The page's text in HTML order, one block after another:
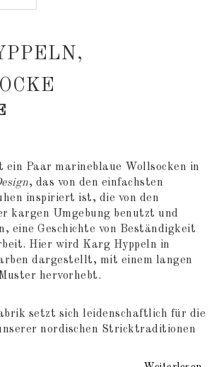
favorites
ein Paar marineblaue Wollsocken in
, das von den einfachsten
inspiriert ist, die von den
kargen Umgebung benutzt und
eine Geschichte von Beständigkeit
Hier wird Karg Hyppeln in
dargestellt, mit einem langen
hervorhebt.
setzt sich leidenschaftlich für die
nordischen Stricktraditionen